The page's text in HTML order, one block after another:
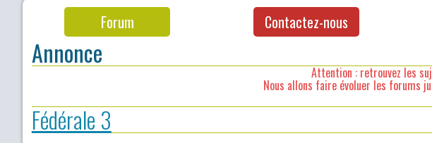
Forum Contactez-nous
Annonce
Attention : retrouvez les
Nous allons faire évoluer les forums
Fédérale 3